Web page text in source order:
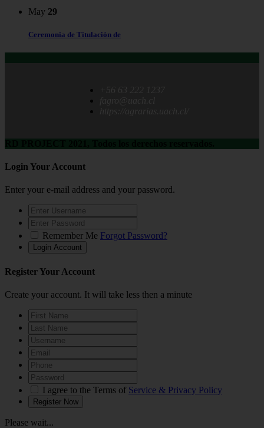
May 29
Ceremonia de Titulación de
Login Your Account
Enter your e-mail address and your password.
Remember Me Forgot Password?
Register Your Account
Create your account. It will take less then a minute
I agree to the Terms of Service & Privacy Policy
Please wait...